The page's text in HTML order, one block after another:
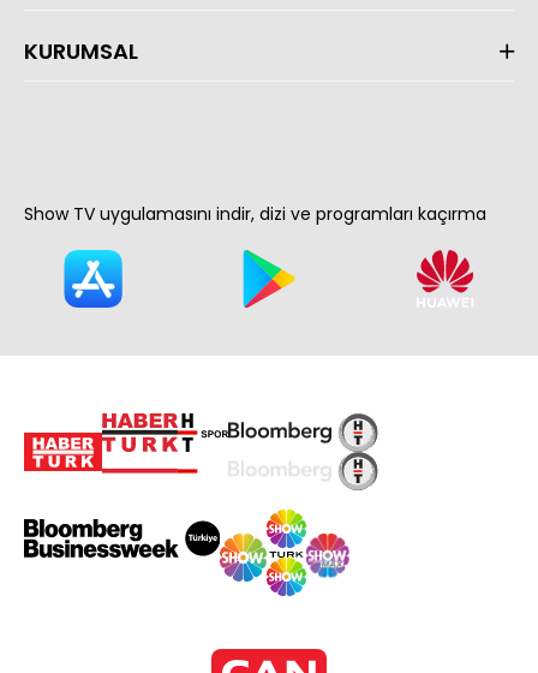
KURUMSAL
Show TV uygulamasını indir, dizi ve programları kaçırma